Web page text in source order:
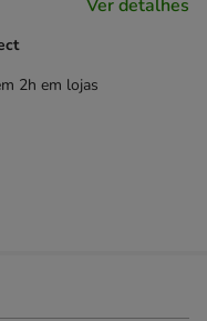
Ver detalhes
2h em lojas